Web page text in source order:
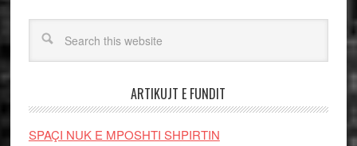
ARTIKUJT E FUNDIT
SPAÇI NUK E MPOSHTI SHPIRTIN